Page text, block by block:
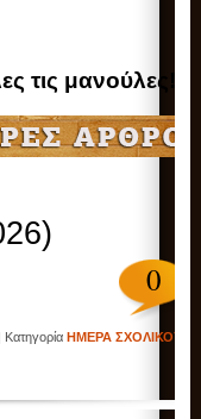
τις μανούλες!
0
| ΚατηγορίαΗΜΕΡΑ ΣΧΟΛΙΚΟΥ